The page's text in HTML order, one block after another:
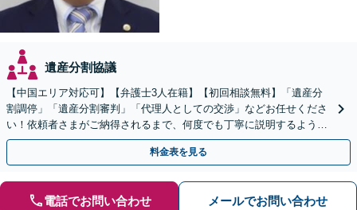
遺産分割協議
【中国エリア対応可】【弁護士3人在籍】【初回相談無料】「遺産分
割調停」「遺産分割審判」「代理人としての交渉」などお任せくださ
い！依頼者さまがご納得されるまで、何度でも丁寧に説明するよう心
掛けています【土日祝／夜間対応可】【当日／電話相談可】
料金表を見る
電話でお問い合わせ メールでお問い合わせ